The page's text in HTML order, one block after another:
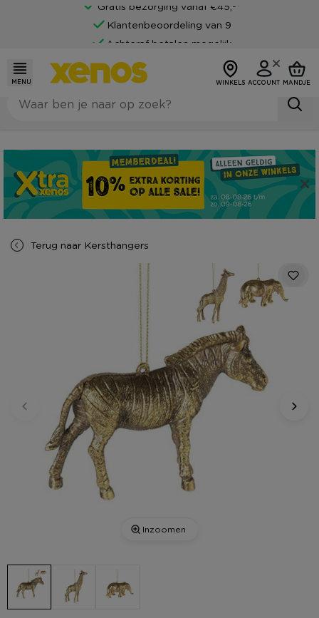
Gratis bezorging vanaf €45,-*
Klantenbeoordeling van 9
Achteraf betalen mogelijk
MENU WINKELS ACCOUNT MANDJE
Terug naar Kersthangers
Inzoomen